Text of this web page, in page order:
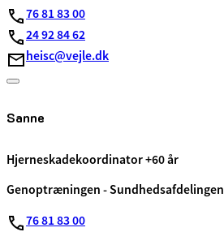
76 81 83 00
24 92 84 62
heisc@vejle.dk
Sanne
Hjerneskadekoordinator +60 år
Genoptræningen - Sundhedsafdelingen
76 81 83 00